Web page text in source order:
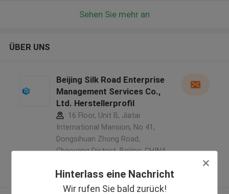
Hinterlass eine Nachricht
Wir rufen Sie bald zurück!
Sehen Sie mehr an
ÜBER UNS
Beijing Silk Road Enterprise
Management Services Co.,
Ltd. Herstellerprofil
16 Floor, Unit B, Jiatai
International Mansion, No 41,
Dongsihuan Zhong Road,
Chaoyang District, Beijing ,CHINA
Überprüfter Lieferant